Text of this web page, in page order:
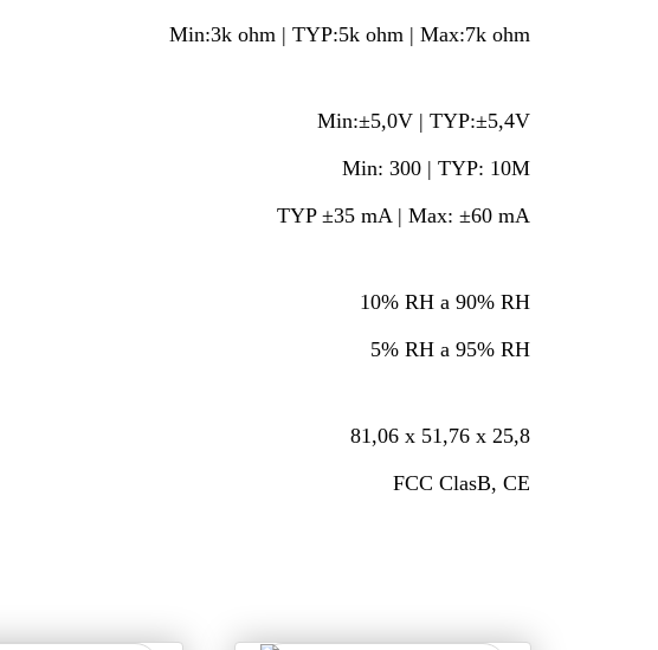
Min:3k ohm | TYP:5k ohm | Max:7k ohm
Min:±5,0V | TYP:±5,4V
Min: 300 | TYP: 10M
TYP ±35 mA | Max: ±60 mA
10% RH a 90% RH
5% RH a 95% RH
81,06 x 51,76 x 25,8
FCC ClasB, CE